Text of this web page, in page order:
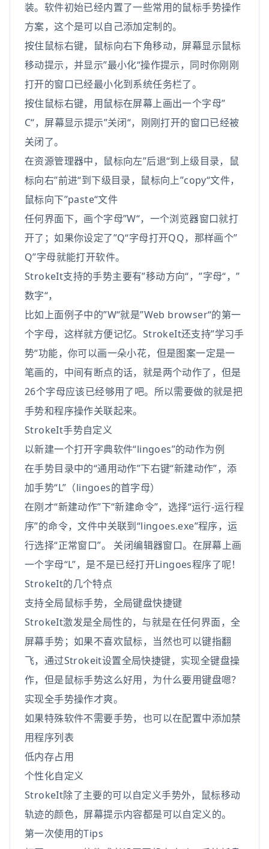
装。软件初始已经内置了一些常用的鼠标手势操作
方案，这个是可以自己添加定制的。
按住鼠标右键，鼠标向右下角移动，屏幕显示鼠标
移动提示，并显示”最小化“操作提示，同时你刚刚
打开的窗口已经最小化到系统任务栏了。
按住鼠标右键，用鼠标在屏幕上画出一个字母”
C“，屏幕显示提示”关闭“，刚刚打开的窗口已经被
关闭了。
在资源管理器中，鼠标向左”后退“到上级目录，鼠
标向右”前进“到下级目录，鼠标向上”copy“文件，
鼠标向下”paste“文件
任何界面下，画个字母”W“，一个浏览器窗口就打
开了；如果你设定了”Q“字母打开QQ，那样画个”
Q”字母就能打开软件。
StrokeIt支持的手势主要有”移动方向“，”字母“，”
数字“，
比如上面例子中的”W“就是”Web browser“的第一
个字母，这样就方便记忆。StrokeIt还支持”学习手
势“功能，你可以画一朵小花，但是图案一定是一
笔画的，中间有断点的话，就是两个动作了，但是
26个字母应该已经够用了吧。所以需要做的就是把
手势和程序操作关联起来。
StrokeIt手势自定义
以新建一个打开字典软件“lingoes”的动作为例
在手势目录中的“通用动作”下右键“新建动作”，添
加手势“L”（lingoes的首字母）
在刚才“新建动作”下“新建命令”，选择“运行-运行程
序”的命令，文件中关联到“lingoes.exe”程序，运
行选择“正常窗口”。 关闭编辑器窗口。在屏幕上画
一个字母“L”，是不是已经打开Lingoes程序了呢！
StrokeIt的几个特点
支持全局鼠标手势，全局键盘快捷键
StrokeIt激发是全局性的，与就是在任何界面，全
屏幕手势；如果不喜欢鼠标，当然也可以键指翻
飞，通过Strokeit设置全局快捷键，实现全键盘操
作，但是鼠标手势这么好用，为什么要用键盘嗯？
实现全手势操作才爽。
如果特殊软件不需要手势，也可以在配置中添加禁
用程序列表
低内存占用
个性化自定义
StrokeIt除了主要的可以自定义手势外，鼠标移动
轨迹的颜色，屏幕提示内容都是可以自定义的。
第一次使用的Tips